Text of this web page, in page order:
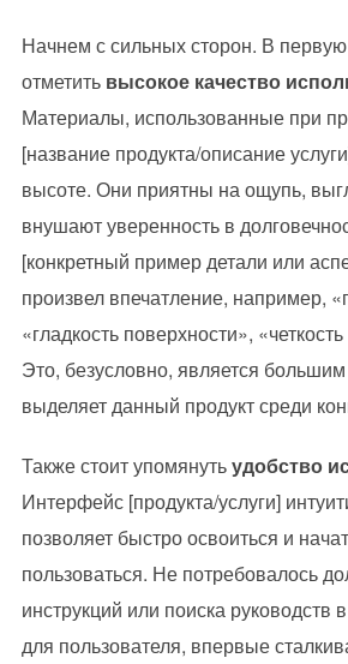
Начнем с сильных сторон. В первую
отметить высокое качество
Материалы, использованные при
[название продукта/описание
высоте. Они приятны на ощупь,
внушают уверенность в
[конкретный пример детали или
произвел впечатление, например,
«гладкость поверхности»,
Это, безусловно, является
выделяет данный продукт среди
Также стоит упомянутьудобство
Интерфейс [продукта/услуги]
позволяет быстро освоиться и
пользоваться. Не потребовалось
инструкций или поиска руководств
для пользователя, впервые